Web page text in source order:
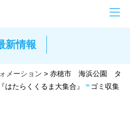
新情報
メーション > 赤穂市 海浜公園 タ
はたらくくるま大集合』 ゴミ収集